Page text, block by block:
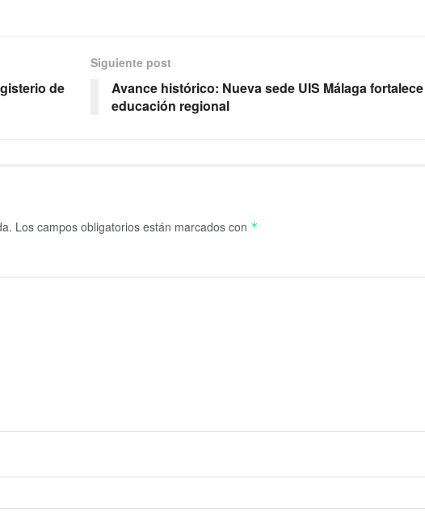
de
Siguiente post
Avance histórico: Nueva sede UIS Málaga
educación regional
Los campos obligatorios están marcados con *